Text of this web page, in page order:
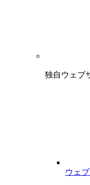
独自ウェブ
ウェ